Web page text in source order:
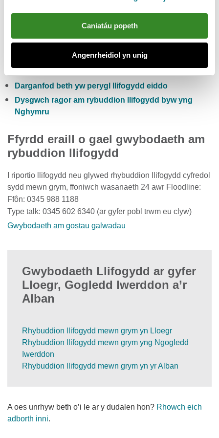
Caniatáu popeth
Angenrheidiol yn unig
Gwirio lefelau cyfredol afonydd, glawiad a lefelau’r
Darganfod beth yw perygl llifogydd eiddo
Dysgwch ragor am rybuddion llifogydd byw yng
Nghymru
Ffyrdd eraill o gael gwybodaeth am
rybuddion llifogydd
I riportio llifogydd neu glywed rhybuddion llifogydd cyfredol
sydd mewn grym, ffoniwch wasanaeth 24 awr Floodline:
Ffôn: 0345 988 1188
Type talk: 0345 602 6340 (ar gyfer pobl trwm eu clyw)
Gwybodaeth am gostau galwadau
Gwybodaeth Llifogydd ar gyfer
Lloegr, Gogledd Iwerddon a’r
Alban
Rhybuddion llifogydd mewn grym yn Lloegr
Rhybuddion llifogydd mewn grym yng Ngogledd
Iwerddon
Rhybuddion llifogydd mewn grym yn yr Alban
A oes unrhyw beth o’i le ar y dudalen hon? Rhowch eich
adborth inni.